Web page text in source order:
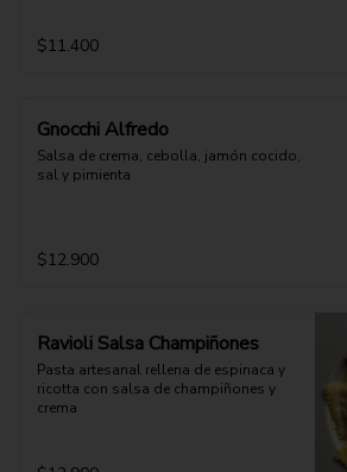
$11.400
Gnocchi Alfredo
Salsa de crema, cebolla, jamón cocido,
sal y pimienta
$12.900
Ravioli Salsa Champiñones
Pasta artesanal rellena de espinaca y
ricotta con salsa de champiñones y
crema